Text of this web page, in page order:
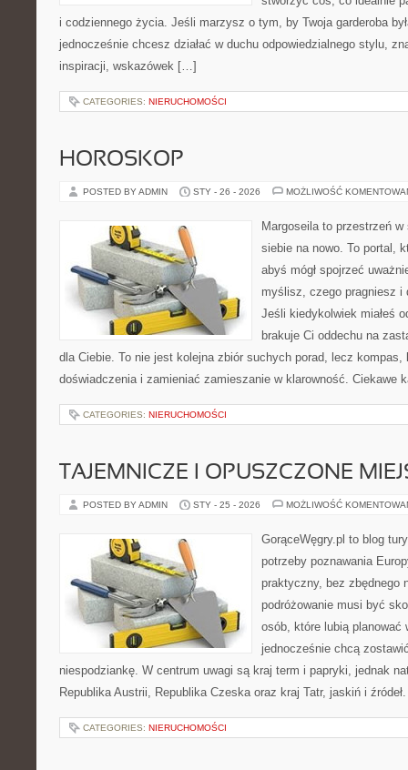
i codziennego życia. Jeśli marzysz o tym, by Twoja garderoba
jednocześnie chcesz działać w duchu odpowiedzialnego stylu,
inspiracji, wskazówek […]
CATEGORIES: NIERUCHOMOŚCI
HOROSKOP
POSTED BY ADMIN STY - 26 - 2026 MOŻLIWOŚĆ
Margoseila to przestrzeń
siebie na nowo. To portal,
abyś mógł spojrzeć
myślisz, czego pragniesz
Jeśli kiedykolwiek miałeś
brakuje Ci oddechu na
dla Ciebie. To nie jest kolejna zbiór suchych porad, lecz kompas,
doświadczenia i zamieniać zamieszanie w klarowność. Ciekawe
CATEGORIES: NIERUCHOMOŚCI
TAJEMNICZE I OPUSZCZONE
POSTED BY ADMIN STY - 25 - 2026 MOŻLIWOŚĆ
GorąceWęgry.pl to blog
potrzeby poznawania
praktyczny, bez zbędnego
podróżowanie musi być
osób, które lubią
jednocześnie chcą
niespodziankę. W centrum uwagi są kraj term i papryki, jednak
Republika Austrii, Republika Czeska oraz kraj Tatr, jaskiń i
CATEGORIES: NIERUCHOMOŚCI